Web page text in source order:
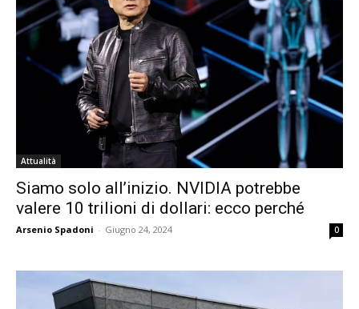
Attualità
Siamo solo all’inizio. NVIDIA potrebbe
valere 10 trilioni di dollari: ecco perché
Arsenio Spadoni - Giugno 24, 2024 0